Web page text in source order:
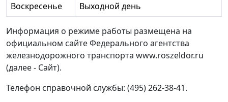
Воскресенье
Выходной день
Информация о режиме работы размещена на
официальном сайте Федерального агентства
железнодорожного транспорта www.roszeldor.ru
(далее - Сайт).
Телефон справочной службы: (495) 262-38-41.